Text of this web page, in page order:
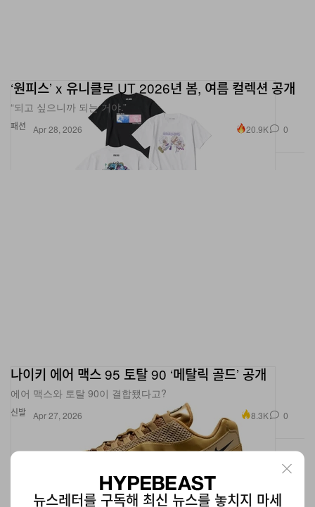
패션
‘원피스’ x 유니클로 UT 2026년 봄, 여름 컬렉션 공개
“되고 싶으니까 되는 거야.”
Apr 28, 2026 20.9K 0
신발
나이키 에어 맥스 95 토탈 90 ‘메탈릭 골드’ 공개
에어 맥스와 토탈 90이 결합됐다고?
Apr 27, 2026 8.3K 0
뉴스레터를 구독해 최신 뉴스를 놓치지 마세